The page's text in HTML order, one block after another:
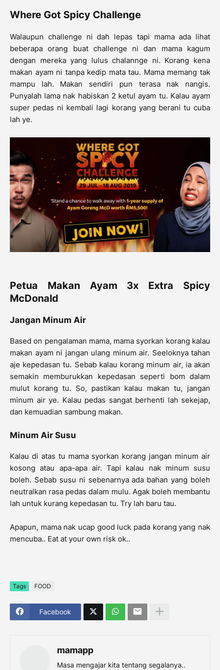
Where Got Spicy Challenge
Walaupun challenge ni dah lepas tapi mama ada lihat
beberapa orang buat challenge ni dan mama kagum
dengan mereka yang lulus chalannge ni. Korang kena
makan ayam ni tanpa kedip mata tau. Mama memang tak
mampu lah. Makan sendiri pun terasa nak nangis.
Punyalah lama nak habiskan 2 ketul ayam tu. Kalau ayam
super pedas ni kembali lagi korang yang berani tu cuba
lah ye.
Petua Makan Ayam 3x Extra Spicy
McDonald
Jangan Minum Air
Based on pengalaman mama, mama syorkan korang kalau
makan ayam ni jangan ulang minum air. Seeloknya tahan
aje kepedasan tu. Sebab kalau korang minum air, ia akan
semakin memburukkan kepedasan seperti bom dalam
mulut korang tu. So, pastikan kalau makan tu, jangan
minum air ye. Kalau pedas sangat berhenti lah sekejap,
dan kemuadian sambung makan.
Minum Air Susu
Kalau di atas tu mama syorkan korang jangan minum air
kosong atau apa-apa air. Tapi kalau nak minum susu
boleh. Sebab susu ni sebenarnya ada bahan yang boleh
neutralkan rasa pedas dalam mulu. Agak boleh membantu
lah untuk kurang kepedasan tu. Try lah baru tau.
Apapun, mama nak ucap good luck pada korang yang nak
mencuba.. Eat at your own risk ok..
Tags FOOD
Facebook
mamapp
Masa mengajar kita tentang segalanya..